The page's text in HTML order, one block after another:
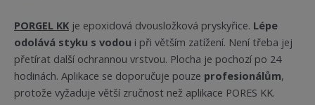
PORGEL KK je epoxidová dvousložková pryskyřice. Lépe
odolává styku s vodou i při větším zatížení. Není třeba jej
přetírat další ochrannou vrstvou. Plocha je pochozí po 24
hodinách. Aplikace se doporučuje pouze profesionálům,
protože vyžaduje větší zručnost než aplikace PORES KK.